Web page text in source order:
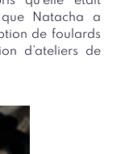
Natacha a
de foulards
d’ateliers de